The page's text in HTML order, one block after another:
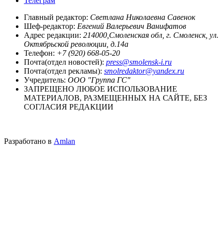
Главный редактор: Светлана Николаевна Савенок
Шеф-редактор: Евгений Валерьевич Ванифатов
Адрес редакции: 214000,Смоленская обл, г. Смоленск, ул.
Октябрьской революции, д.14а
Телефон: +7 (920) 668-05-20
Почта(отдел новостей): press@smolensk-i.ru
Почта(отдел рекламы): smolredaktor@yandex.ru
Учредитель: ООО "Группа ГС"
ЗАПРЕЩЕНО ЛЮБОЕ ИСПОЛЬЗОВАНИЕ
МАТЕРИАЛОВ, РАЗМЕЩЕННЫХ НА САЙТЕ, БЕЗ
СОГЛАСИЯ РЕДАКЦИИ
Разработано в Amlan